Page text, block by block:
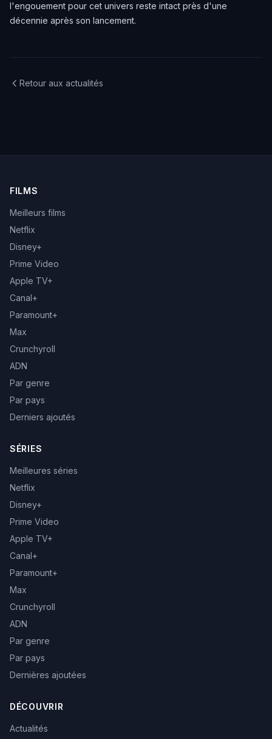
l'engouement pour cet univers reste intact près d'une
décennie après son lancement.
Retour aux actualités
FILMS
Meilleurs films
Netflix
Disney+
Prime Video
Apple TV+
Canal+
Paramount+
Max
Crunchyroll
ADN
Par genre
Par pays
Derniers ajoutés
SÉRIES
Meilleures séries
Netflix
Disney+
Prime Video
Apple TV+
Canal+
Paramount+
Max
Crunchyroll
ADN
Par genre
Par pays
Dernières ajoutées
DÉCOUVRIR
Actualités